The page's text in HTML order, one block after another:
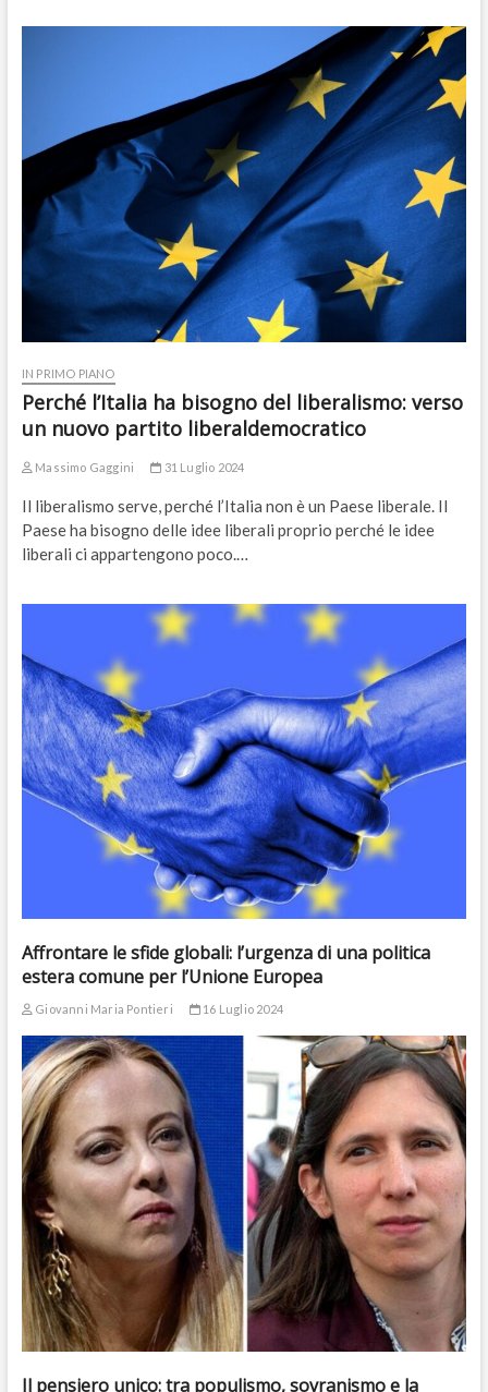
IN PRIMO PIANO
Perché l’Italia ha bisogno del liberalismo: verso
un nuovo partito liberaldemocratico
Massimo Gaggini 31 Luglio 2024
Il liberalismo serve, perché l’Italia non è un Paese liberale. Il
Paese ha bisogno delle idee liberali proprio perché le idee
liberali ci appartengono poco.…
Affrontare le sfide globali: l’urgenza di una politica
estera comune per l’Unione Europea
Giovanni Maria Pontieri 16 Luglio 2024
Il pensiero unico: tra populismo, sovranismo e la